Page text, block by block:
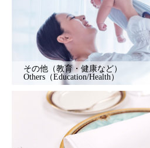
その他（教育・健康など）
Others（Education/Health）